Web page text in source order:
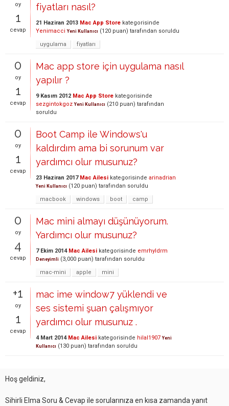
oy
1
cevap
fiyatları nasıl?
21 Haziran 2013 Mac App Store kategorisinde
Yenimacci Yeni Kullanıcı (120 puan) tarafından soruldu
uygulama
fiyatları
0
oy
1
cevap
Mac app store için uygulama nasıl
yapılır ?
9 Kasım 2012 Mac App Store kategorisinde
sezgintokgoz Yeni Kullanıcı (210 puan) tarafından
soruldu
0
oy
1
cevap
Boot Camp ile Windows'u
kaldırdım ama bi sorunum var
yardımcı olur musunuz?
23 Haziran 2017 Mac Ailesi kategorisinde arinadrian
Yeni Kullanıcı (120 puan) tarafından soruldu
macbook
windows boot camp
0
oy
4
cevap
Mac mini almayı düşünüyorum.
Yardımcı olur musunuz?
7 Ekim 2014 Mac Ailesi kategorisinde emrhyldrm
Deneyimli (3,000 puan) tarafından soruldu
mac-mini
apple mini
+1
oy
1
cevap
mac ime window7 yüklendi ve
ses sistemi şuan çalışmıyor
yardımcı olur musunuz .
4 Mart 2014 Mac Ailesi kategorisinde hilal1907 Yeni
Kullanıcı (130 puan) tarafından soruldu
Hoş geldiniz,
Sihirli Elma Soru & Cevap ile sorularınıza en kısa zamanda yanıt